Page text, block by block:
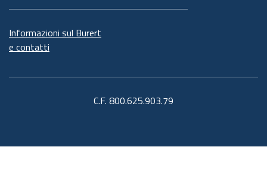
Informazioni sul Burert
e contatti
C.F. 800.625.903.79